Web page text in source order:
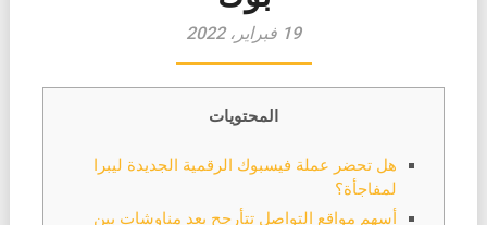
19 فبراير، 2022
المحتويات
هل تحضر عملة فيسبوك الرقمية الجديدة ليبرا
لمفاجأة؟
أسهم مواقع التواصل تتأرجح بعد مناوشات بين